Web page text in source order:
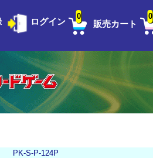
ログイン 販売カート
0 0
PK-S-P-124P